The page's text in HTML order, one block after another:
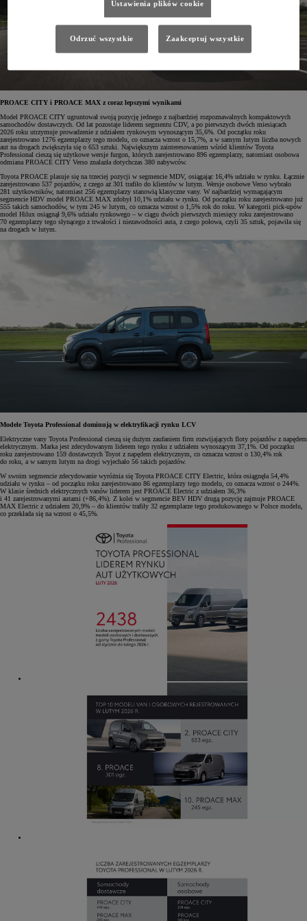
PROACE CITY i PROACE MAX z coraz lepszymi wynikami
Model PROACE CITY ugruntował swoją pozycję jednego z najbardziej rozpoznawalnych kompaktowych
samochodów dostawczych. Od lat pozostaje liderem segmentu CDV, a po pierwszych dwóch miesiącach
2026 roku utrzymuje prowadzenie z udziałem rynkowym wynoszącym 35,6%. Od początku roku
zarejestrowano 1276 egzemplarzy tego modelu, co oznacza wzrost o 15,7%, a w samym lutym liczba nowych
aut na drogach zwiększyła się o 653 sztuki. Największym zainteresowaniem wśród klientów Toyota
Professional cieszą się użytkowe wersje furgon, których zarejestrowano 896 egzemplarzy, natomiast osobowa
odmiana PROACE CITY Verso znalazła dotychczas 380 nabywców.
Toyota PROACE plasuje się na trzeciej pozycji w segmencie MDV, osiągając 16,4% udziału w rynku. Łącznie
zarejestrowano 537 pojazdów, z czego aż 301 trafiło do klientów w lutym. Wersje osobowe Verso wybrało
281 użytkowników, natomiast 256 egzemplarzy stanowią klasyczne vany. W najbardziej wymagającym
segmencie HDV model PROACE MAX zdobył 10,1% udziału w rynku. Od początku roku zarejestrowano już
555 takich samochodów, w tym 245 w lutym, co oznacza wzrost o 1,5% rok do roku. W kategorii pick-upów
model Hilux osiągnął 9,6% udziału rynkowego – w ciągu dwóch pierwszych miesięcy roku zarejestrowano
70 egzemplarzy tego słynącego z trwałości i niezawodności auta, z czego połowa, czyli 35 sztuk, pojawiła się
na drogach w lutym.
Modele Toyota Professional dominują w elektryfikacji rynku LCV
Elektryczne vany Toyota Professional cieszą się dużym zaufaniem firm rozwijających floty pojazdów z napędem
elektrycznym. Marka jest zdecydowanym liderem tego rynku z udziałem wynoszącym 37,1%. Od początku
roku zarejestrowano 159 dostawczych Toyot z napędem elektrycznym, co oznacza wzrost o 130,4% rok
do roku, a w samym lutym na drogi wyjechało 56 takich pojazdów.
W swoim segmencie zdecydowanie wyróżnia się Toyota PROACE CITY Electric, która osiągnęła 54,4%
udziału w rynku – od początku roku zarejestrowano 86 egzemplarzy tego modelu, co oznacza wzrost o 244%.
W klasie średnich elektrycznych vanów liderem jest PROACE Electric z udziałem 36,3%
i 41 zarejestrowanymi autami (+86,4%). Z kolei w segmencie BEV HDV drugą pozycję zajmuje PROACE
MAX Electric z udziałem 20,9% – do klientów trafiły 32 egzemplarze tego produkowanego w Polsce modelu,
co przekłada się na wzrost o 45,5%.
Ustawienia plików cookie
Odrzuć wszystkie Zaakceptuj wszystkie